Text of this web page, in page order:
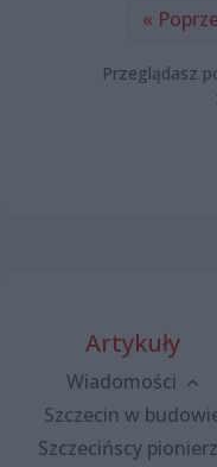
«
Przeglądasz
Artykuły
Wiadomości
Szczecin w
Szczecińscy